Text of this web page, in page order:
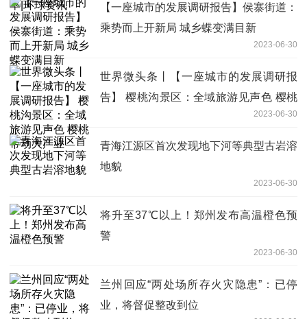
【一座城市的发展调研报告】侯寨街道：
乘势而上开新局 城乡蝶变满目新
2023-06-30
世界微头条丨【一座城市的发展调研报
告】 樱桃沟景区：全域旅游见声色 樱桃
2023-06-30
青海江源区首次发现地下河等典型古岩溶
地貌
2023-06-30
将升至37℃以上！郑州发布高温橙色预
警
2023-06-30
兰州回应“两处场所存火灾隐患”：已停
业，将督促整改到位